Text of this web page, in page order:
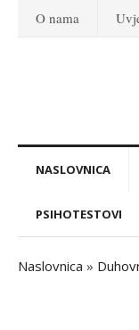
O nama
NASLOVNICA
PSIHOTESTOVI
Naslovnica »